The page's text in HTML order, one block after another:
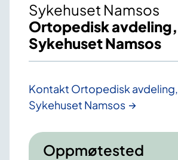
Sykehuset Namsos
Ortopedisk avdeling,
Sykehuset Namsos
Kontakt Ortopedisk avdeling,
Sykehuset Namsos
Oppmøtested